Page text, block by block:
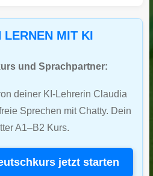
LERNEN MIT KI
und Sprachpartner:
deiner KI-Lehrerin Claudia
Sprechen mit Chatty. Dein
A1–B2 Kurs.
jetzt starten